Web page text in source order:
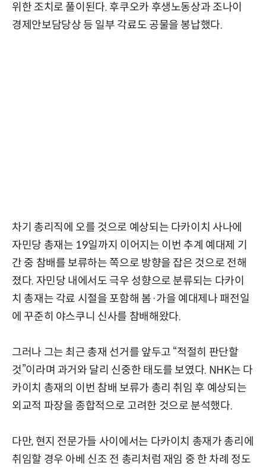
위한 조치로 풀이된다. 후쿠오카 후생노동상과 조나이
경제안보담당상 등 일부 각료도 공물을 봉납했다.
차기 총리직에 오를 것으로 예상되는 다카이치 사나에
자민당 총재는 19일까지 이어지는 이번 추계 예대제 기
간 중 참배를 보류하는 쪽으로 방향을 잡은 것으로 전해
졌다. 자민당 내에서도 극우 성향으로 분류되는 다카이
치 총재는 각료 시절을 포함해 봄·가을 예대제나 패전일
에 꾸준히 야스쿠니 신사를 참배해왔다.
그러나 그는 최근 총재 선거를 앞두고 “적절히 판단할
것”이라며 과거와 달리 신중한 태도를 보였다. NHK는 다
카이치 총재의 이번 참배 보류가 총리 취임 후 예상되는
외교적 파장을 종합적으로 고려한 것으로 분석했다.
다만, 현지 전문가들 사이에서는 다카이치 총재가 총리에
취임할 경우 아베 신조 전 총리처럼 재임 중 한 차례 정도